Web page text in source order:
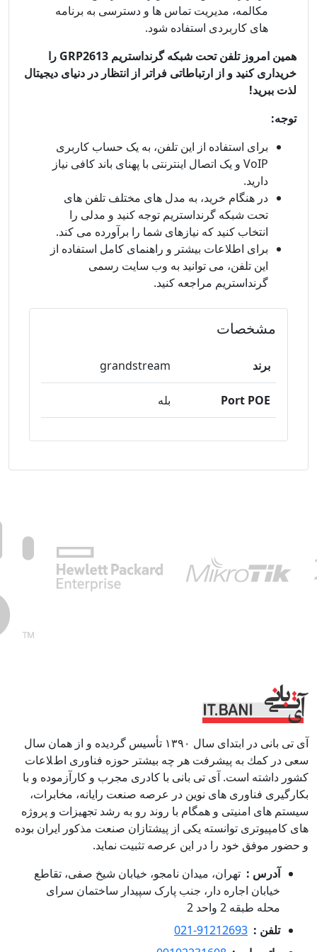
مکالمه، مدیریت تماس ها و دسترسی به برنامه
های کاربردی استفاده شود.
همین امروز تلفن تحت شبکه گرنداستریم GRP2613 را
خریداری کنید و از ارتباطاتی فراتر از انتظار در دنیای دیجیتال
لذت ببرید!
توجه:
برای استفاده از این تلفن، به یک حساب کاربری
VoIP و یک اتصال اینترنتی با پهنای باند کافی نیاز
دارید.
در هنگام خرید، به مدل های مختلف تلفن های
تحت شبکه گرنداستریم توجه کنید و مدلی را
انتخاب کنید که نیازهای شما را برآورده می کند.
برای اطلاعات بیشتر و راهنمای کامل استفاده از
این تلفن، می توانید به وب سایت رسمی
گرنداستریم مراجعه کنید.
مشخصات
برند grandstream
Port POE بله
آی تی بانی در ابتداى سال ١٣٩٠ تأسيس گرديده و از همان سال
سعى در كمك به پيشرفت هر چه بيشتر حوزه فناورى اطﻼعات
كشور داشته است. آی تی بانی با كادرى مجرب و كارآزموده و با
بكارگيرى فناوری هاى نوين در عرصه صنعت رايانه، مخابرات،
سيستم هاى امنيتى و همگام با روند رو به رشد تجهيزات و پروژه
هاى كامپيوترى توانسته يكى از پيشتازان صنعت مذكور ايران بوده
و حضور موفق خود را در اين عرصه تثبيت نمايد.
آدرس : تهران، میدان نامجو، خیابان شیخ صفی، تقاطع
خیابان اجاره دار، جنب پارک سپیدار ساختمان سرای
محله طبقه 2 واحد 2
تلفن : 021-91212693